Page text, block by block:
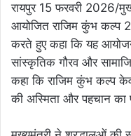
रायपुर 15 फरवरी 2026/
आयोजित राजिम कुंभ कल्प
करते हुए कहा कि यह
सांस्कृतिक गौरव और
कहा कि राजिम कुंभ कल्प
की अस्मिता और पहचान का